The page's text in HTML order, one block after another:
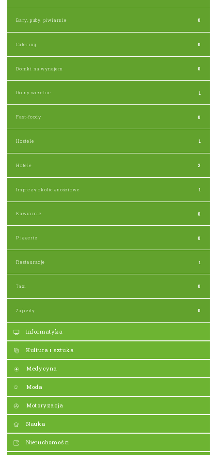
Bary, puby, piwiarnie 0
Catering 0
Domki na wynajem 0
Domy weselne 1
Fast-foody 0
Hostele 1
Hotele 2
Imprezy okolicznościowe 1
Kawiarnie 0
Pizzerie 0
Restauracje 1
Taxi 0
Zajazdy 0
Informatyka
Kultura i sztuka
Medycyna
Moda
Motoryzacja
Nauka
Nieruchomości